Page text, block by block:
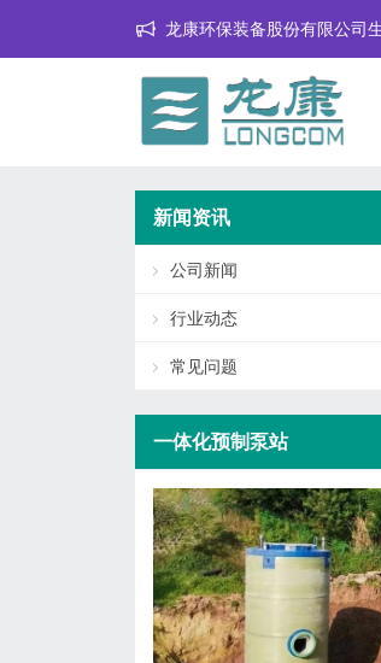
龙康环保装备股份有限公司
新闻资讯
公司新闻
行业动态
常见问题
一体化预制泵站